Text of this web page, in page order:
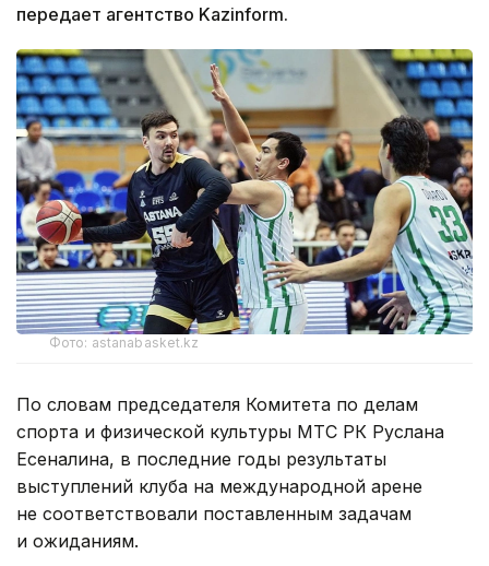
передает агентство Kazinform.
Фото: astanabasket.kz
По словам председателя Комитета по делам
спорта и физической культуры МТС РК Руслана
Есеналина, в последние годы результаты
выступлений клуба на международной арене
не соответствовали поставленным задачам
и ожиданиям.